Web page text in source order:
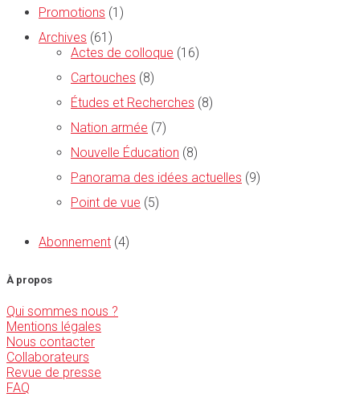
Promotions (1)
Archives (61)
Actes de colloque (16)
Cartouches (8)
Études et Recherches (8)
Nation armée (7)
Nouvelle Éducation (8)
Panorama des idées actuelles (9)
Point de vue (5)
Abonnement (4)
À propos
Qui sommes nous ?
Mentions légales
Nous contacter
Collaborateurs
Revue de presse
FAQ